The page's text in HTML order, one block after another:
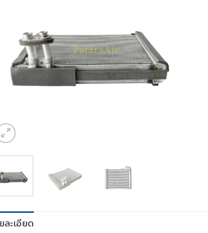
ละเอียด